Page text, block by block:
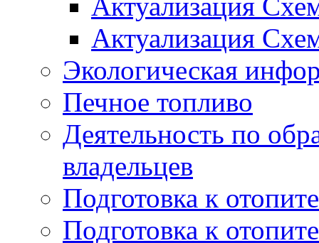
Актуализация
Экологическая
Печное топливо
Деятельность по
владельцев
Подготовка к
Подготовка к